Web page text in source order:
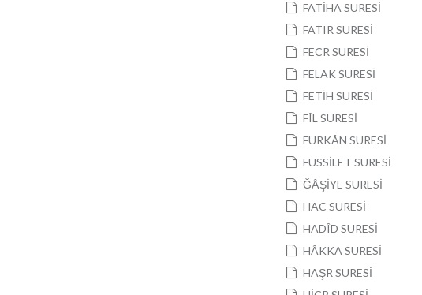
FATİHA SURESİ
FATIR SURESİ
FECR SURESİ
FELAK SURESİ
FETİH SURESİ
FÎL SURESİ
FURKÂN SURESİ
FUSSİLET SURESİ
ĞÂŞİYE SURESİ
HAC SURESİ
HADÎD SURESİ
HÂKKA SURESİ
HAŞR SURESİ